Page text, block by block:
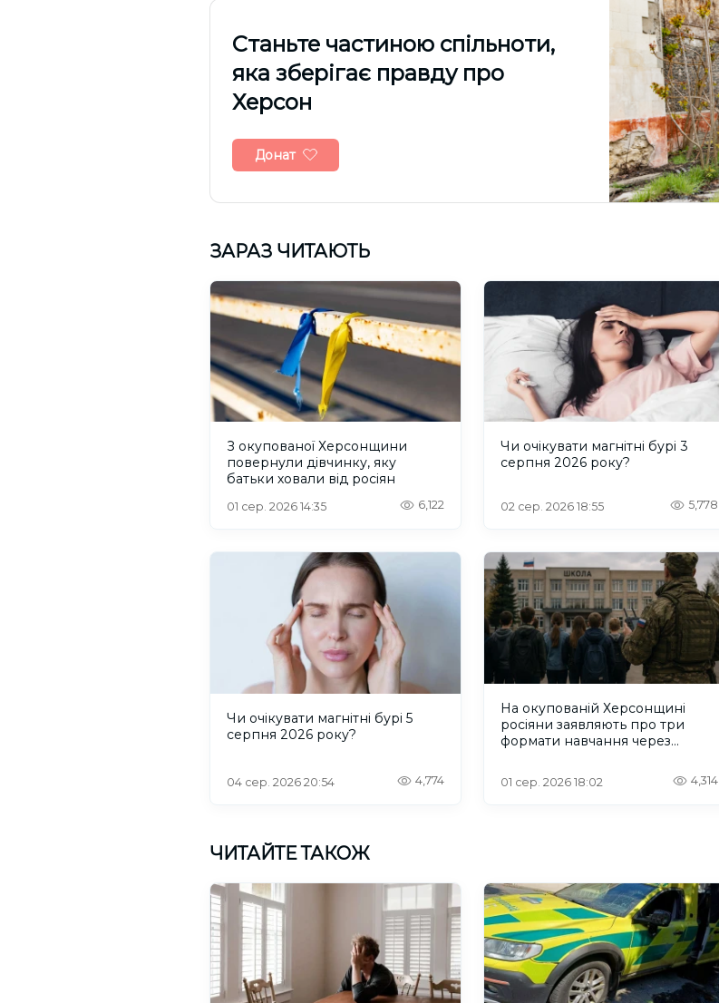
Cтаньте частиною спільноти,
яка зберігає правду про
Херсон
Донат
ЗАРАЗ ЧИТАЮТЬ
З окупованої Херсонщини
повернули дівчинку, яку
батьки ховали від росіян
01 сер. 2026 14:35 6,122
Чи очікувати магнітні бурі 3
серпня 2026 року?
02 сер. 2026 18:55 5,778
Чи очікувати магнітні бурі 5
серпня 2026 року?
04 сер. 2026 20:54 4,774
На окупованій Херсонщині
росіяни заявляють про три
формати навчання через
01 сер. 2026 18:02 4,314
ЧИТАЙТЕ ТАКОЖ